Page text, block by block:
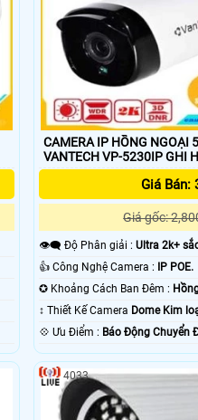
CAMERA IP HỒNG NGOẠI
VANTECH
Giá Bán:
Giá gốc:
👁️‍🗨 Độ Phân giải : Ultra 2k+
👍 Công Nghệ Camera : IP POE.
✪ Khoảng Cách Ban Đêm :
↕️ Thiết Kế Camera Dome Kim
️💠 Ưu Điểm : Báo Động Chuyển
4033